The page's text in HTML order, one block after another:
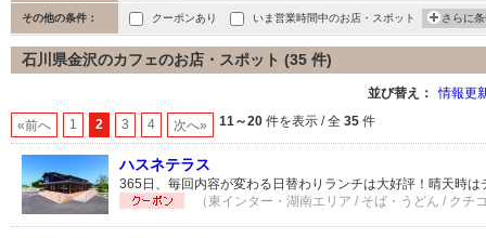
その他の条件： クーポンあり いま営業時間中のお店・スポット さらに
石川県金沢のカフェのお店・スポット (35 件)
並び替え： 情報更
«前へ 1 2 3 4 次へ» 11～20 件を表示 / 全 35 件
ハスネテラス
365日、毎回内容が変わる日替わりランチは大好評！晴天時
（東インター・湖南エリア / そば・うどん / クチ